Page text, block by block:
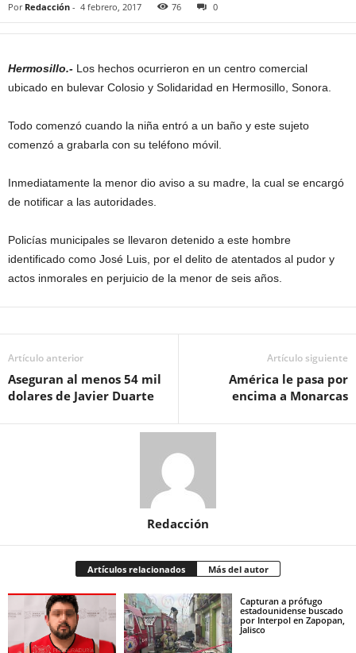
Por Redacción - 4 febrero, 2017 76 0
Hermosillo.- Los hechos ocurrieron en un centro comercial
ubicado en bulevar Colosio y Solidaridad en Hermosillo, Sonora.
Todo comenzó cuando la niña entró a un baño y este sujeto
comenzó a grabarla con su teléfono móvil.
Inmediatamente la menor dio aviso a su madre, la cual se encargó
de notificar a las autoridades.
Policías municipales se llevaron detenido a este hombre
identificado como José Luis, por el delito de atentados al pudor y
actos inmorales en perjuicio de la menor de seis años.
Artículo anterior
Aseguran al menos 54 mil
dolares de Javier Duarte
Artículo siguiente
América le pasa por
encima a Monarcas
Redacción
Artículos relacionados Más del autor
Capturan a prófugo
estadounidense buscado
por Interpol en Zapopan,
Jalisco